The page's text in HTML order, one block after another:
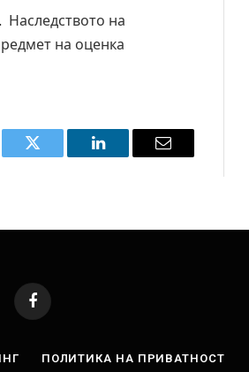
Наследството на
на оценка
Twitter LinkedIn Email
Facebook
ПОЛИТИКА НА ПРИВАТНОСТ